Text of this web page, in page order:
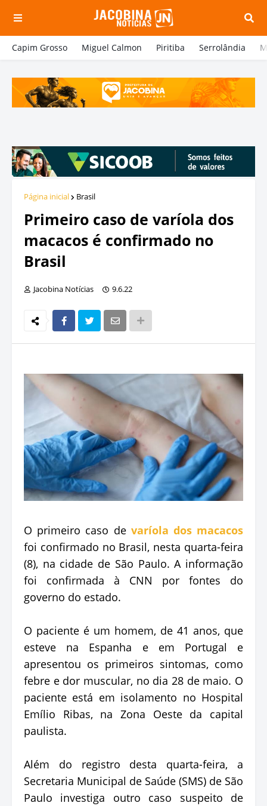
Capim Grosso Miguel Calmon Piritiba Serrolândia
Página inicial Brasil
Primeiro caso de varíola dos
macacos é confirmado no
Brasil
Jacobina Notícias 9.6.22
O primeiro caso de varíola dos macacos
foi confirmado no Brasil, nesta quarta-feira
(8), na cidade de São Paulo. A informação
foi confirmada à CNN por fontes do
governo do estado.
O paciente é um homem, de 41 anos, que
esteve na Espanha e em Portugal e
apresentou os primeiros sintomas, como
febre e dor muscular, no dia 28 de maio. O
paciente está em isolamento no Hospital
Emílio Ribas, na Zona Oeste da capital
paulista.
Além do registro desta quarta-feira, a
Secretaria Municipal de Saúde (SMS) de São
Paulo investiga outro caso suspeito de